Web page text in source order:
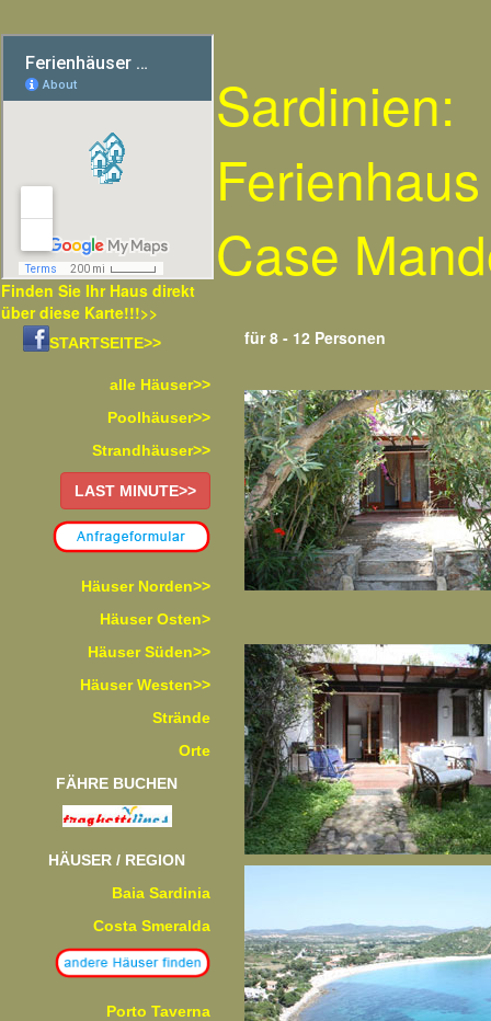
Finden Sie Ihr Haus direkt
über diese Karte!!!>>
Sardinien:
Case
STARTSEITE>>
alle Häuser>>
Poolhäuser>>
Strandhäuser>>
LAST MINUTE>>
Häuser Norden>>
Häuser Osten>
Häuser Süden>>
Häuser Westen>>
Strände
Orte
FÄHRE BUCHEN
HÄUSER / REGION
Baia Sardinia
Costa Smeralda
Porto Taverna
für 8 - 12 Personen